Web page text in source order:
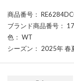
商品番号 ：
ブランド商品番号 ：
色 ： WT
シーズン ： 2025年 春